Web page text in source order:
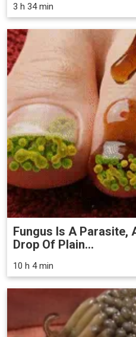
3 h 34 min
Fungus Is A Parasite,
Drop Of Plain...
10 h 4 min